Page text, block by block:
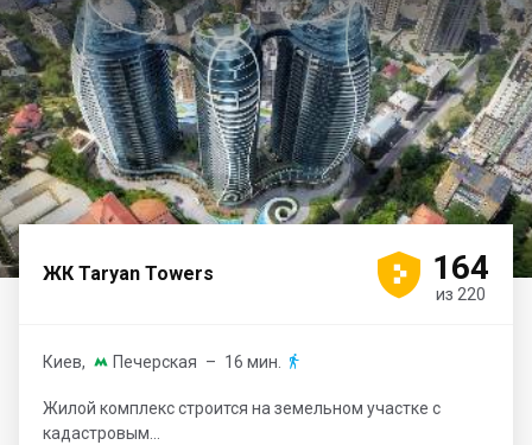
ЖК Taryan Towers 



 164
из 220
Киев,  Печерская – 16 мин. 
Жилой комплекс строится на земельном участке с
кадастровым...